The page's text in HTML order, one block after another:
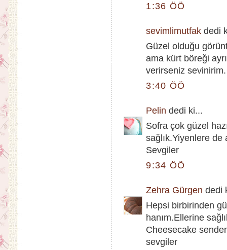
1:36 ÖÖ
sevimlimutfak dedi
Güzel olduğu
ama kürt böreği
verirseniz
3:40 ÖÖ
Pelin dedi ki...
Sofra çok güzel
sağlık.Yiyenlere de
Sevgiler
9:34 ÖÖ
Zehra Gürgen dedi
Hepsi birbirinden
hanım.Ellerine
Cheesecake
sevgiler